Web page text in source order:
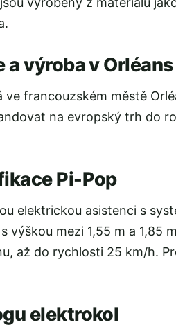
a výroba v Orléans
ve francouzském městě
na evropský trh do
Pi-Pop
elektrickou asistenci s
výškou mezi 1,55 m a 1,85
až do rychlosti 25 km/h.
elektrokol